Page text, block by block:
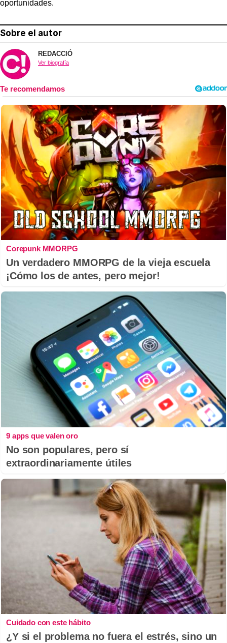
oportunidades.
Sobre el autor
REDACCIÓ
Ver biografía
Corepunk MMORPG
Un verdadero MMORPG de la vieja escuela
¡Cómo los de antes, pero mejor!
9 apps que valen oro
No son populares, pero sí
extraordinariamente útiles
Cuidado con este hábito
¿Y si el problema no fuera el estrés, sino un